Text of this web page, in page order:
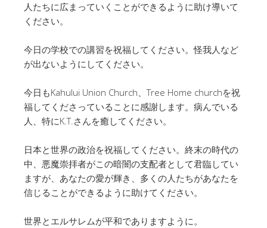
人たちに広まっていくことができるように助け導いて
ください。
今日の学校での講習を祝福してください。怪我人など
が出ないようにしてください。
今日もKahului Union Church、Tree Home churchを祝
福してくださっていることに感謝します。病んでいる
人、特にK.T.さんを癒してください。
日本と世界の政治を祝福してください。終末の時代の
中、悪魔崇拝者がこの暗闇の支配者として君臨してい
ますが、あなたの愛が輝き、多くの人たちがあなたを
信じることができるように助けてください。
世界とエルサレムが平和でありますように。